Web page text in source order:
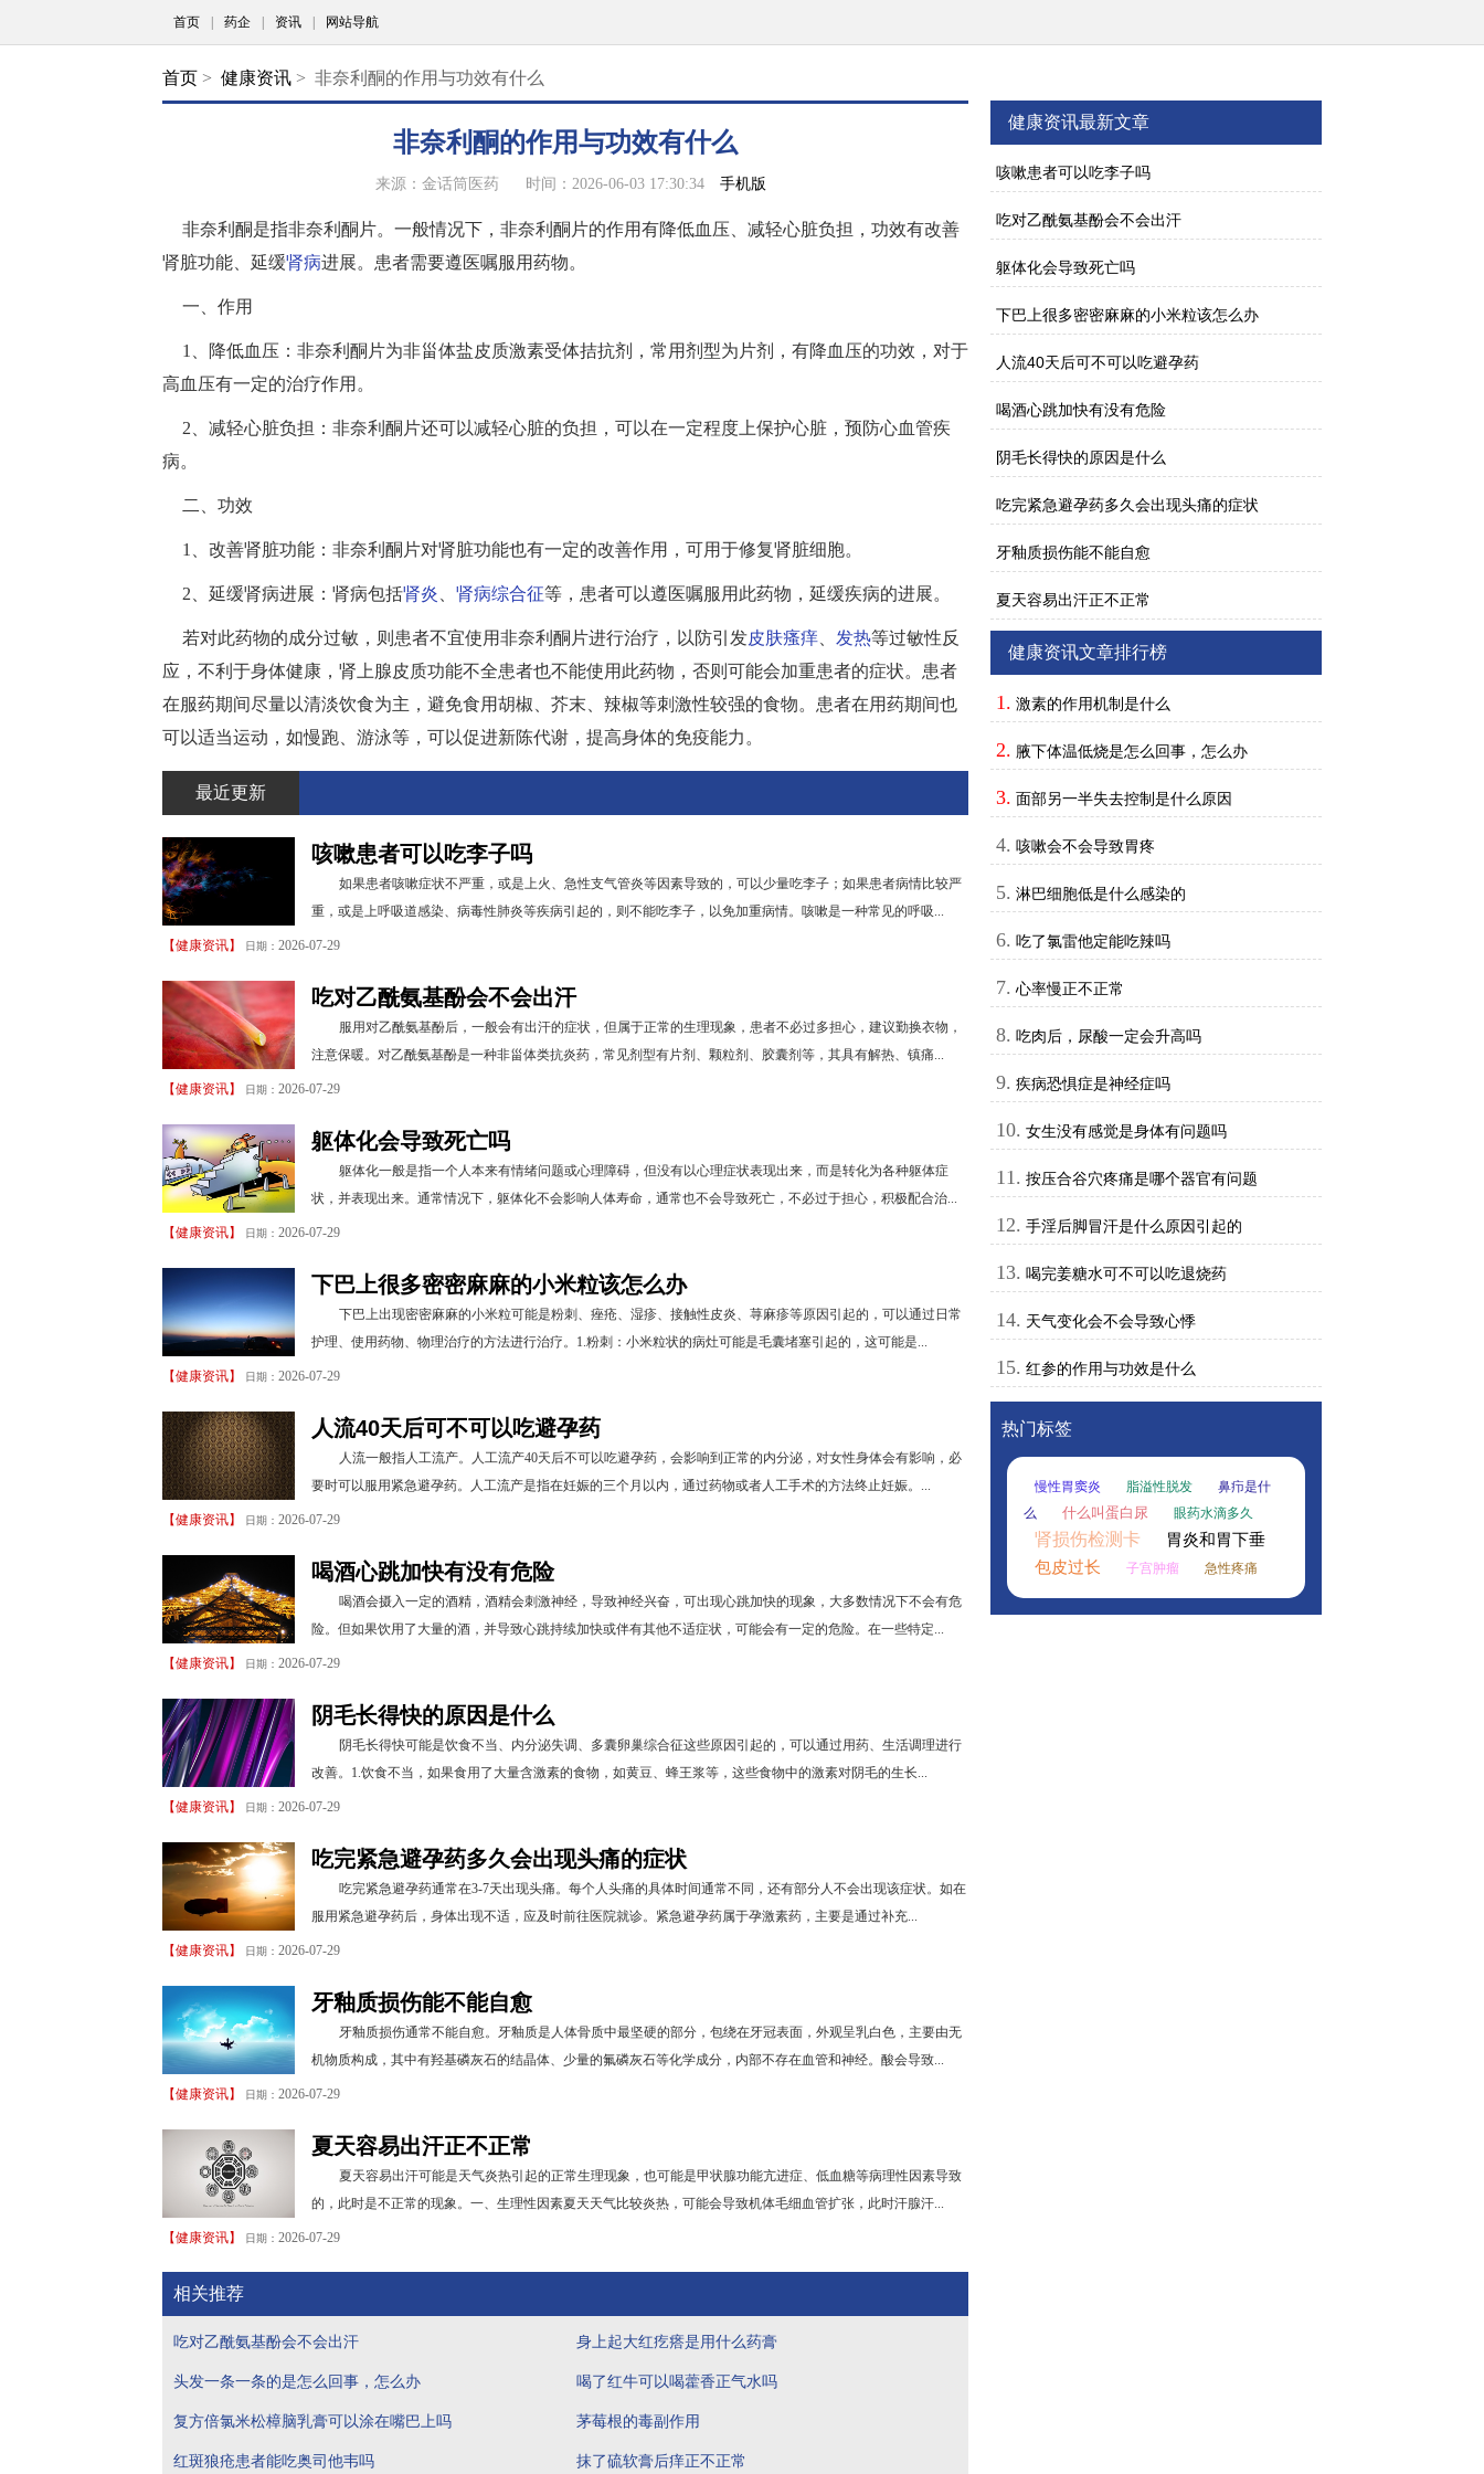
首页 药企 资讯 网站导航
首页 > 健康资讯 > 非奈利酮的作用与功效有什么
非奈利酮的作用与功效有什么
来源：金话筒医药 时间：2026-06-03 17:30:34 手机版
非奈利酮是指非奈利酮片。一般情况下，非奈利酮片的作用有降低血压、减轻心脏负担，功效有改善
肾脏功能、延缓肾病进展。患者需要遵医嘱服用药物。
一、作用
1、降低血压：非奈利酮片为非甾体盐皮质激素受体拮抗剂，常用剂型为片剂，有降血压的功效，对于
高血压有一定的治疗作用。
2、减轻心脏负担：非奈利酮片还可以减轻心脏的负担，可以在一定程度上保护心脏，预防心血管疾
病。
二、功效
1、改善肾脏功能：非奈利酮片对肾脏功能也有一定的改善作用，可用于修复肾脏细胞。
2、延缓肾病进展：肾病包括肾炎 肾病综合征等，患者可以遵医嘱服用此药物，延缓疾病的进展。
若对此药物的成分过敏，则患者不宜使用非奈利酮片进行治疗，以防引发皮肤瘙痒 发热等过敏性反
应，不利于身体健康，肾上腺皮质功能不全患者也不能使用此药物，否则可能会加重患者的症状。患者
在服药期间尽量以清淡饮食为主，避免食用胡椒、芥末、辣椒等刺激性较强的食物。患者在用药期间也
可以适当运动，如慢跑、游泳等，可以促进新陈代谢，提高身体的免疫能力。
最近更新
咳嗽患者可以吃李子吗
如果患者咳嗽症状不严重，或是上火、急性支气管炎等因素导致的，可以少量吃李子；如果患者病情比较严
重，或是上呼吸道感染、病毒性肺炎等疾病引起的，则不能吃李子，以免加重病情。咳嗽是一种常见的呼吸...
【健康资讯】 日期： 2026-07-29
吃对乙酰氨基酚会不会出汗
服用对乙酰氨基酚后，一般会有出汗的症状，但属于正常的生理现象，患者不必过多担心，建议勤换衣物，
注意保暖。对乙酰氨基酚是一种非甾体类抗炎药，常见剂型有片剂、颗粒剂、胶囊剂等，其具有解热、镇痛...
【健康资讯】 日期： 2026-07-29
躯体化会导致死亡吗
躯体化一般是指一个人本来有情绪问题或心理障碍，但没有以心理症状表现出来，而是转化为各种躯体症
状，并表现出来。通常情况下，躯体化不会影响人体寿命，通常也不会导致死亡，不必过于担心，积极配合治...
【健康资讯】 日期： 2026-07-29
下巴上很多密密麻麻的小米粒该怎么办
下巴上出现密密麻麻的小米粒可能是粉刺、痤疮、湿疹、接触性皮炎、荨麻疹等原因引起的，可以通过日常
护理、使用药物、物理治疗的方法进行治疗。1.粉刺：小米粒状的病灶可能是毛囊堵塞引起的，这可能是...
【健康资讯】 日期： 2026-07-29
人流40天后可不可以吃避孕药
人流一般指人工流产。人工流产40天后不可以吃避孕药，会影响到正常的内分泌，对女性身体会有影响，必
要时可以服用紧急避孕药。人工流产是指在妊娠的三个月以内，通过药物或者人工手术的方法终止妊娠。...
【健康资讯】 日期： 2026-07-29
喝酒心跳加快有没有危险
喝酒会摄入一定的酒精，酒精会刺激神经，导致神经兴奋，可出现心跳加快的现象，大多数情况下不会有危
险。但如果饮用了大量的酒，并导致心跳持续加快或伴有其他不适症状，可能会有一定的危险。在一些特定...
【健康资讯】 日期： 2026-07-29
阴毛长得快的原因是什么
阴毛长得快可能是饮食不当、内分泌失调、多囊卵巢综合征这些原因引起的，可以通过用药、生活调理进行
改善。1.饮食不当，如果食用了大量含激素的食物，如黄豆、蜂王浆等，这些食物中的激素对阴毛的生长...
【健康资讯】 日期： 2026-07-29
吃完紧急避孕药多久会出现头痛的症状
吃完紧急避孕药通常在3-7天出现头痛。每个人头痛的具体时间通常不同，还有部分人不会出现该症状。如在
服用紧急避孕药后，身体出现不适，应及时前往医院就诊。紧急避孕药属于孕激素药，主要是通过补充...
【健康资讯】 日期： 2026-07-29
牙釉质损伤能不能自愈
牙釉质损伤通常不能自愈。牙釉质是人体骨质中最坚硬的部分，包绕在牙冠表面，外观呈乳白色，主要由无
机物质构成，其中有羟基磷灰石的结晶体、少量的氟磷灰石等化学成分，内部不存在血管和神经。酸会导致...
【健康资讯】 日期： 2026-07-29
夏天容易出汗正不正常
夏天容易出汗可能是天气炎热引起的正常生理现象，也可能是甲状腺功能亢进症、低血糖等病理性因素导致
的，此时是不正常的现象。一、生理性因素夏天天气比较炎热，可能会导致机体毛细血管扩张，此时汗腺汗...
【健康资讯】 日期： 2026-07-29
相关推荐
吃对乙酰氨基酚会不会出汗 身上起大红疙瘩是用什么药膏
头发一条一条的是怎么回事，怎么办 喝了红牛可以喝藿香正气水吗
复方倍氯米松樟脑乳膏可以涂在嘴巴上吗 茅莓根的毒副作用
红斑狼疮患者能吃奥司他韦吗 抹了硫软膏后痒正不正常
健康资讯最新文章
咳嗽患者可以吃李子吗
吃对乙酰氨基酚会不会出汗
躯体化会导致死亡吗
下巴上很多密密麻麻的小米粒该怎么办
人流40天后可不可以吃避孕药
喝酒心跳加快有没有危险
阴毛长得快的原因是什么
吃完紧急避孕药多久会出现头痛的症状
牙釉质损伤能不能自愈
夏天容易出汗正不正常
健康资讯文章排行榜
1. 激素的作用机制是什么
2. 腋下体温低烧是怎么回事，怎么办
3. 面部另一半失去控制是什么原因
4. 咳嗽会不会导致胃疼
5. 淋巴细胞低是什么感染的
6. 吃了氯雷他定能吃辣吗
7. 心率慢正不正常
8. 吃肉后，尿酸一定会升高吗
9. 疾病恐惧症是神经症吗
10. 女生没有感觉是身体有问题吗
11. 按压合谷穴疼痛是哪个器官有问题
12. 手淫后脚冒汗是什么原因引起的
13. 喝完姜糖水可不可以吃退烧药
14. 天气变化会不会导致心悸
15. 红参的作用与功效是什么
热门标签
慢性胃窦炎 脂溢性脱发
鼻疖是什
么
什么叫蛋白尿 眼药水滴多久
肾损伤检测卡
胃炎和胃下垂
包皮过长
子宫肿瘤 急性疼痛